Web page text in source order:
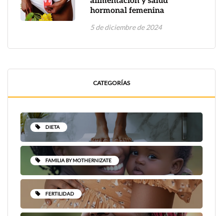
hormonal femenina
5 de diciembre de 2024
CATEGORÍAS
DIETA
FAMILIA BY MOTHERNIZATE
FERTILIDAD